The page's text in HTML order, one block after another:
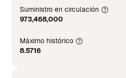
Suministro en circulación
973,468,000
Máximo histórico
8.5716